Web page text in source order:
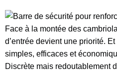
Face à la montée des
d’entrée devient une priorité.
simples, efficaces et
Discrète mais redoutablement